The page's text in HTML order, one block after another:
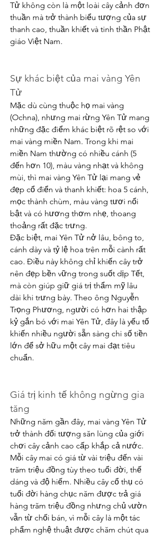
Tử không còn là một loài cây cảnh đơn
thuần mà trở thành biểu tượng của sự
thanh cao, thuần khiết và tinh thần Phật
giáo Việt Nam.
Sự khác biệt của mai vàng Yên
Tử
Mặc dù cùng thuộc họ mai vàng
(Ochna), nhưng mai rừng Yên Tử mang
những đặc điểm khác biệt rõ rệt so với
mai vàng miền Nam. Trong khi mai
miền Nam thường có nhiều cánh (5
đến hơn 10), màu vàng nhạt và không
mùi, thì mai vàng Yên Tử lại mang vẻ
đẹp cổ điển và thanh khiết: hoa 5 cánh,
mọc thành chùm, màu vàng tươi nổi
bật và có hương thơm nhẹ, thoang
thoảng rất đặc trưng.
Đặc biệt, mai Yên Tử nở lâu, bông to,
cánh dày và tỷ lệ hoa trên mỗi cành rất
cao. Điều này không chỉ khiến cây trở
nên đẹp bền vững trong suốt dịp Tết,
mà còn giúp giữ giá trị thẩm mỹ lâu
dài khi trưng bày. Theo ông Nguyễn
Trọng Phương, người có hơn hai thập
kỷ gắn bó với mai Yên Tử, đây là yếu tố
khiến nhiều người sẵn sàng chi số tiền
lớn để sở hữu một cây mai đạt tiêu
chuẩn.
Giá trị kinh tế không ngừng gia
tăng
Những năm gần đây, mai vàng Yên Tử
trở thành đối tượng săn lùng của giới
chơi cây cảnh cao cấp khắp cả nước.
Mỗi cây mai có giá từ vài triệu đến vài
trăm triệu đồng tùy theo tuổi đời, thế
dáng và độ hiếm. Nhiều cây cổ thụ có
tuổi đời hàng chục năm được trả giá
hàng trăm triệu đồng nhưng chủ vườn
vẫn từ chối bán, vì mỗi cây là một tác
phẩm nghệ thuật được chăm chút qua